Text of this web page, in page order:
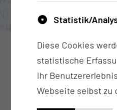
Statistik/
Diese Cookies
statistische
Ihr
Webseite selbst zu